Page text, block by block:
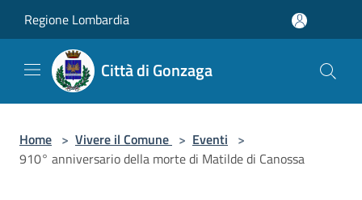
Regione Lombardia
Città di Gonzaga
Home > Vivere il Comune > Eventi >
910° anniversario della morte di Matilde di Canossa